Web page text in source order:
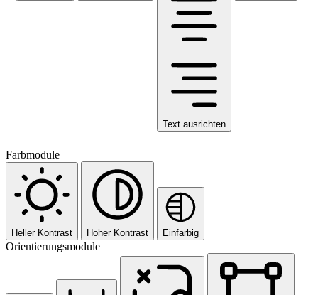
Text ausrichten
Farbmodule
Heller Kontrast Hoher Kontrast Einfarbig
Orientierungsmodule